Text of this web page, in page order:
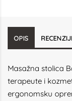
OPIS
Masažna stolica
terapeute i
ergonomsku